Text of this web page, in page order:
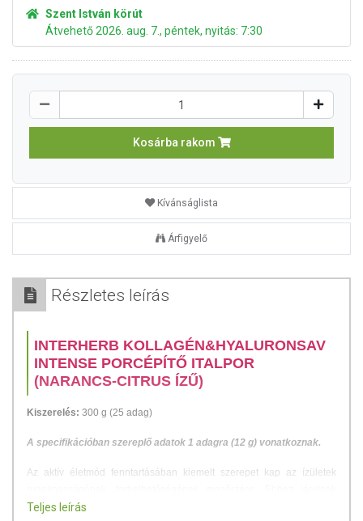
Szent István körút
Átvehető 2026. aug. 7., péntek, nyitás: 7:30
Kosárba rakom
Kívánságlista
Árfigyelő
Részletes leírás
INTERHERB KOLLAGÉN&HYALURONSAV
INTENSE PORCÉPÍTŐ ITALPOR
(NARANCS-CITRUS ÍZŰ)
Kiszerelés: 300 g (25 adag)
A specifikációban szereplő adatok 1 adagra (12 g) vonatkoznak.
Az aktív életmód fenntartásában kiemelt szerepet kap az ízületek
hozzá kiválóan oldódó, finom ízű étrend-kiegészítő italporunk
Teljes leírás